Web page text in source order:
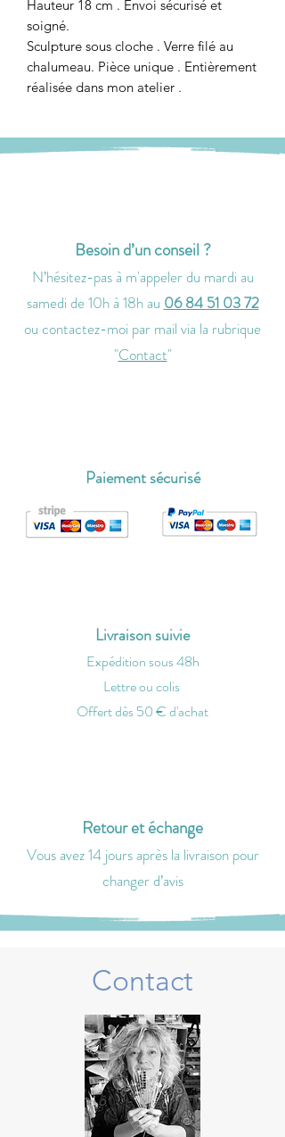
Hauteur 18 cm . Envoi sécurisé et
soigné.
Sculpture sous cloche . Verre filé au
chalumeau. Pièce unique . Entièrement
réalisée dans mon atelier .
Besoin d’un conseil ?
N’hésitez-pas à m'appelerdu mardi au
samedi de 10h à 18hau 06 84 51 03 72
ou contactez-moi par mail via la rubrique
"Contact"
Paiement sécurisé
Livraison suivie
Expédition sous 48h
Lettre ou colis
Offert dès 50 € d'achat
Retour et échange
Vous avez 14 jours après la livraison pour
changer d’avis
Contact